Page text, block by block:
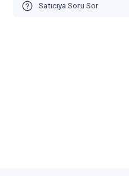
Satıcıya Soru Sor